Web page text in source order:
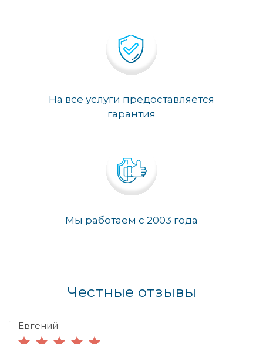
На все услуги предоставляется
гарантия
Мы работаем с 2003 года
Честные отзывы
Евгений